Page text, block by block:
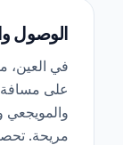
الوصول
في العين،
على مسافة
مريحة.